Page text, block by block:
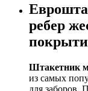
ребер
Штакетник
из самых
для заборов.